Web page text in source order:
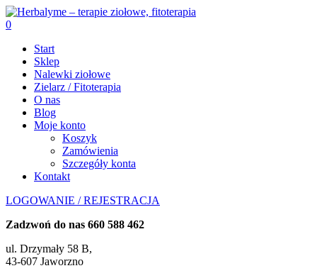
0
Start
Sklep
Nalewki ziołowe
Zielarz / Fitoterapia
O nas
Blog
Moje konto
Koszyk
Zamówienia
Szczegóły konta
Kontakt
LOGOWANIE / REJESTRACJA
Zadzwoń do nas 660 588 462
ul. Drzymały 58 B,
43-607 Jaworzno